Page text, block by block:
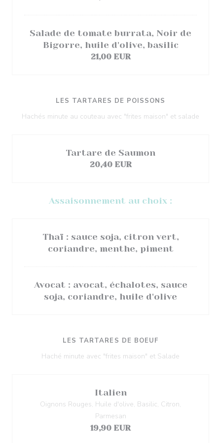
Salade de tomate burrata, Noir de
Bigorre, huile d'olive, basilic
21,00 EUR
LES TARTARES DE POISSONS
Hachés minute au couteau avec "frites maison" et salade
Tartare de Saumon
20,40 EUR
Assaisonnement au choix :
Thaï : sauce soja, citron vert,
coriandre, menthe, piment
Avocat : avocat, échalotes, sauce
soja, coriandre, huile d'olive
LES TARTARES DE BOEUF
Haché minute avec "frites maison" et Salade
Italien
Oignons Rouges, Huile d'olive, Basilic, Citron,
Parmesan
19,90 EUR